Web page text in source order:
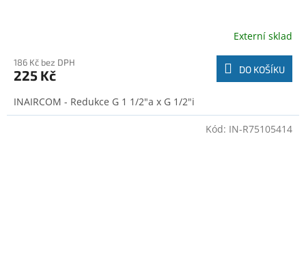
Externí sklad
186 Kč bez DPH
225 Kč DO KOŠÍKU
INAIRCOM - Redukce G 1 1/2"a x G 1/2"i
Kód: IN-R75105414